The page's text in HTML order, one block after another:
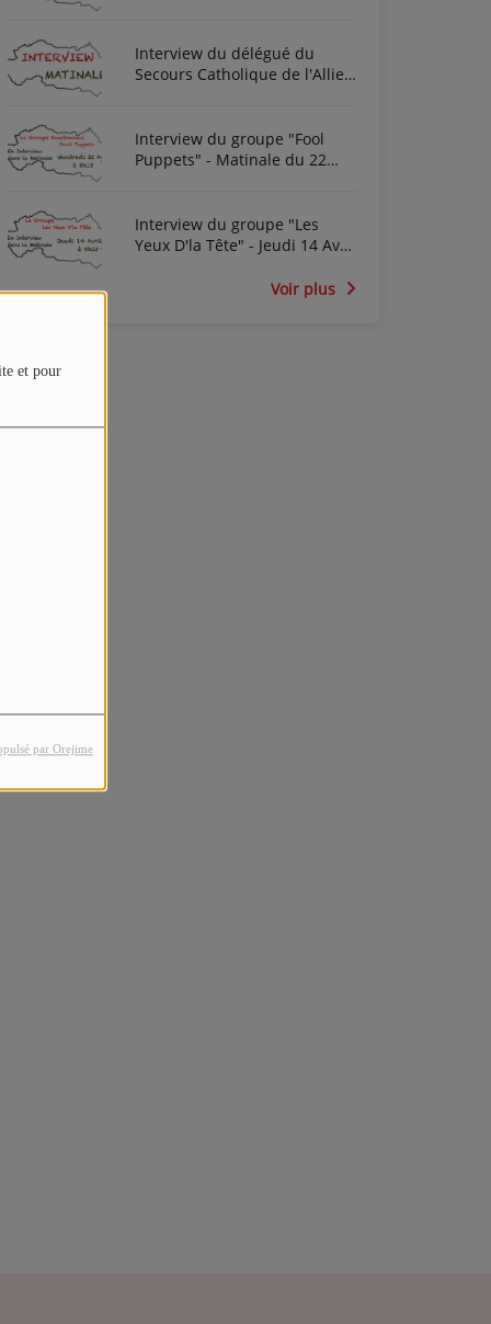
et pour
par Orejime
Interview du délégué du
Secours Catholique de l'Allier
Interview du groupe "Fool
Puppets" - Matinale du 22
Interview du groupe "Les
Yeux D'la Tête" - Jeudi 14 Avril
Voir plus